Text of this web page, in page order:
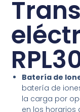
Batería de
batería de
la carga por
en los horarios